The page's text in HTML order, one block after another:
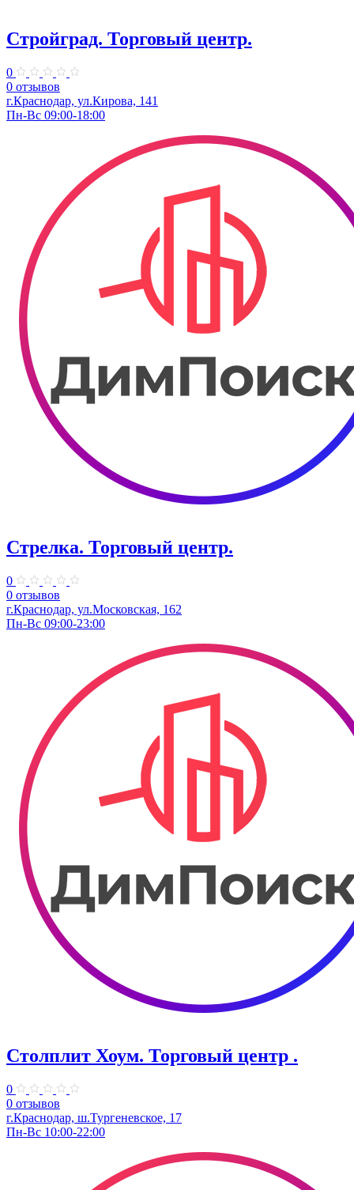
Стройград. ​Торговый центр.
0
0 отзывов
г.Краснодар, ул.Кирова, 141
Пн-Вс 09:00-18:00
Стрелка. Торговый центр.
0
0 отзывов
г.Краснодар, ул.Московская, 162
Пн-Вс 09:00-23:00
Столплит Хоум. Торговый центр .
0
0 отзывов
г.Краснодар, ш.​Тургеневское, 17
Пн-Вс 10:00-22:00